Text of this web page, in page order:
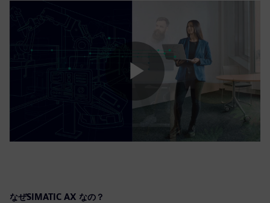
Play
なぜSIMATIC AX なの？